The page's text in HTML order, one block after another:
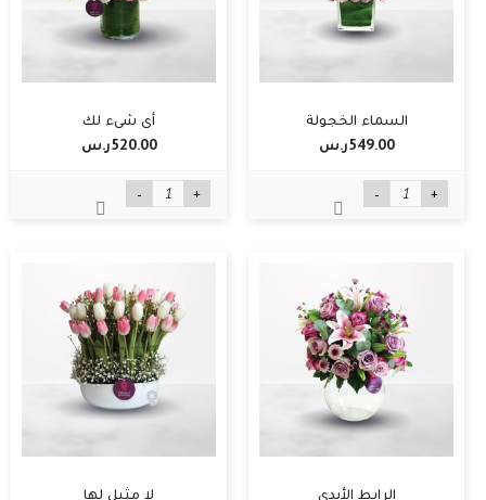
السماء الخجولة
549.00ر.س‏
- +
أي شيء لك
520.00ر.س‏
- +
الرابط الأبدي لا مثيل لها